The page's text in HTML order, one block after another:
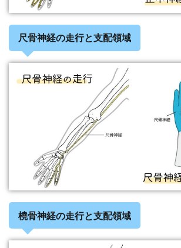
尺骨神経の走行と支配領域
橈骨神経の走行と支配領域